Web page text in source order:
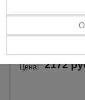
Диапазон t°:
Цена:
2372 руб.
2172